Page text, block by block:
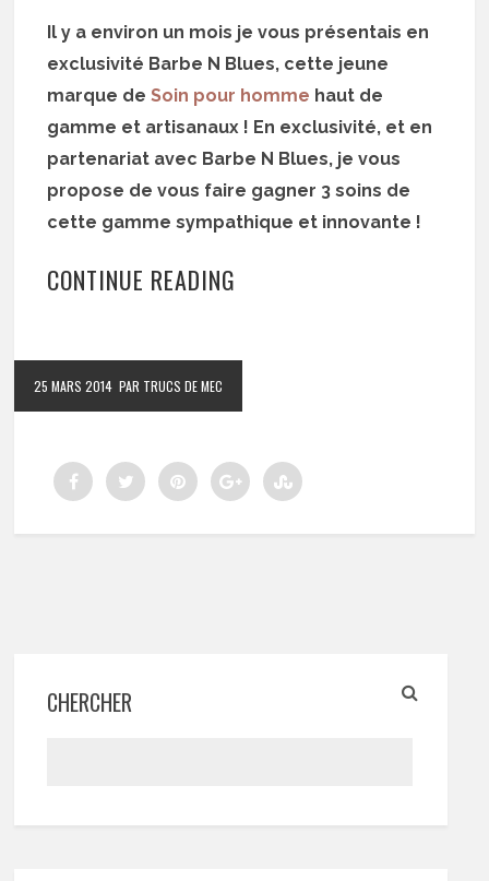
Il y a environ un mois je vous présentais en
exclusivité Barbe N Blues, cette jeune
marque deSoin pour homme haut de
gamme et artisanaux ! En exclusivité, et en
partenariat avec Barbe N Blues, je vous
propose de vous faire gagner 3 soins de
cette gamme sympathique et innovante !
CONTINUE READING
25 MARS 2014 PAR TRUCS DE MEC
CHERCHER